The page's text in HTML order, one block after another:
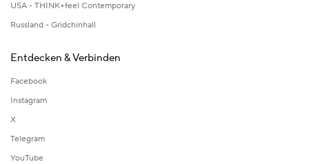
USA - THINK+feel Contemporary
Russland - Gridchinhall
Entdecken & Verbinden
Facebook
Instagram
X
Telegram
YouTube